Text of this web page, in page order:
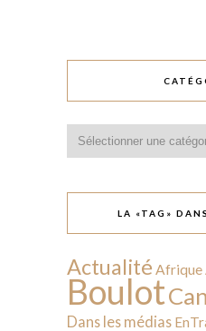
LA «TAG»
Actualité Afrique
Boulot
Dans les médias